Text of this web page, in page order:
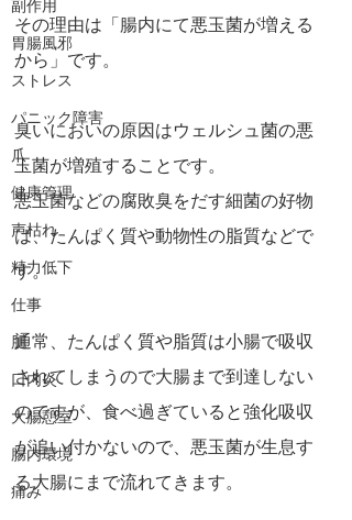
副作用
胃腸風邪
ストレス
パニック障害
爪
健康管理
声枯れ
精力低下
仕事
肌
口内炎
大腸憩室
腸内環境
痛み
その理由は「腸内にて悪玉菌が増える
から」です。
臭いにおいの原因はウェルシュ菌の悪
玉菌が増殖することです。
悪玉菌などの腐敗臭をだす細菌の好物
は、たんぱく質や動物性の脂質などで
す。
通常、たんぱく質や脂質は小腸で吸収
されてしまうので大腸まで到達しない
のですが、食べ過ぎていると強化吸収
が追い付かないので、悪玉菌が生息す
る大腸にまで流れてきます。